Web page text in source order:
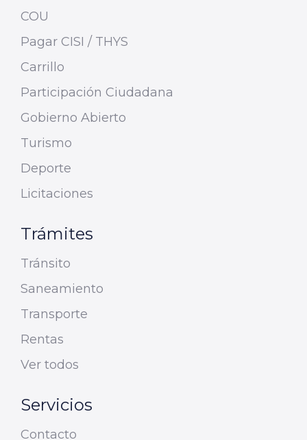
COU
Pagar CISI / THYS
Carrillo
Participación Ciudadana
Gobierno Abierto
Turismo
Deporte
Licitaciones
Trámites
Tránsito
Saneamiento
Transporte
Rentas
Ver todos
Servicios
Contacto